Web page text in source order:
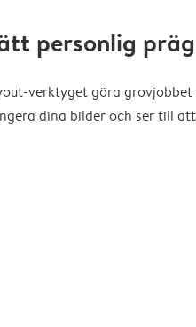
personlig
verktyget göra
dina bilder och ser till